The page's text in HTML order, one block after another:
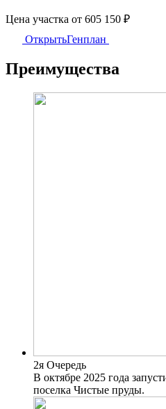
Цена участка от 605 150 ₽
ОткрытьГенплан
Преимущества
2я Очередь
В октябре 2025 года
поселка Чистые пруды.